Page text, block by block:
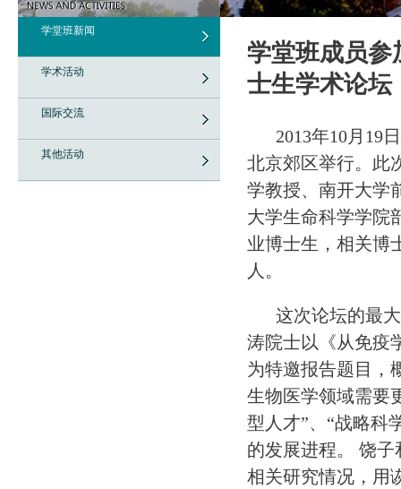
学堂班新闻
学术活动
国际交流
其他活动
学堂班成员参
士生学术论坛
2013年10月19
北京郊区举行。此
学教授、南开大学
大学生命科学学院
业博士生，相关博
人。
这次论坛的最
涛院士以《从免疫
为特邀报告题目，
生物医学领域需要
型人才”、“战略科
的发展进程。 饶
相关研究情况，用